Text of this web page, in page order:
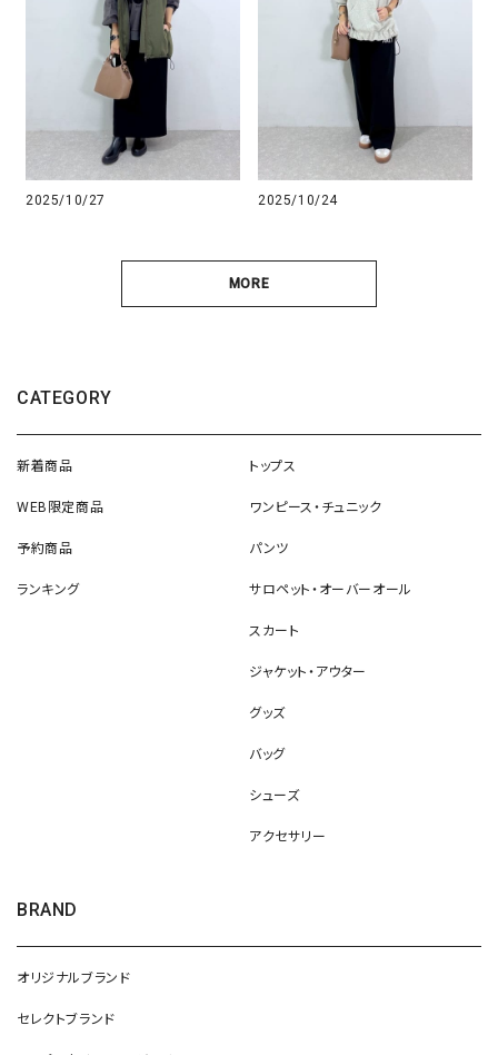
2025/10/27 2025/10/24
MORE
CATEGORY
新着商品
WEB限定商品
予約商品
ランキング
トップス
ワンピース・チュニック
パンツ
サロペット・オーバーオール
スカート
ジャケット・アウター
グッズ
バッグ
シューズ
アクセサリー
BRAND
オリジナルブランド
セレクトブランド